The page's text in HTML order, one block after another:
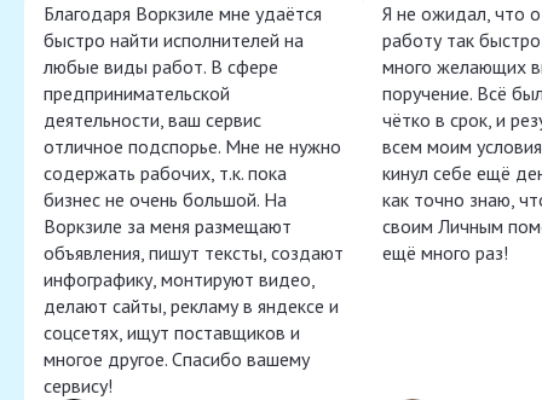
Благодаря Воркзиле мне удаётся
быстро найти исполнителей на
любые виды работ. В сфере
предпринимательской
деятельности, ваш сервис
отличное подспорье. Мне не нужно
содержать рабочих, т.к. пока
бизнес не очень большой. На
Воркзиле за меня размещают
объявления, пишут тексты, создают
инфографику, монтируют видео,
делают сайты, рекламу в яндексе и
соцсетях, ищут поставщиков и
многое другое. Спасибо вашему
сервису!
Я не ожидал, что
работу так
много желающих
поручение. Всё
чётко в срок, и
всем моим
кинул себе ещё
как точно знаю,
своим Личным
ещё много раз!